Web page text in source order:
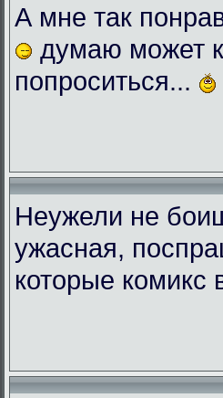
А мне так
думаю может
попроситься...
Неужели не
ужасная,
которые комикс